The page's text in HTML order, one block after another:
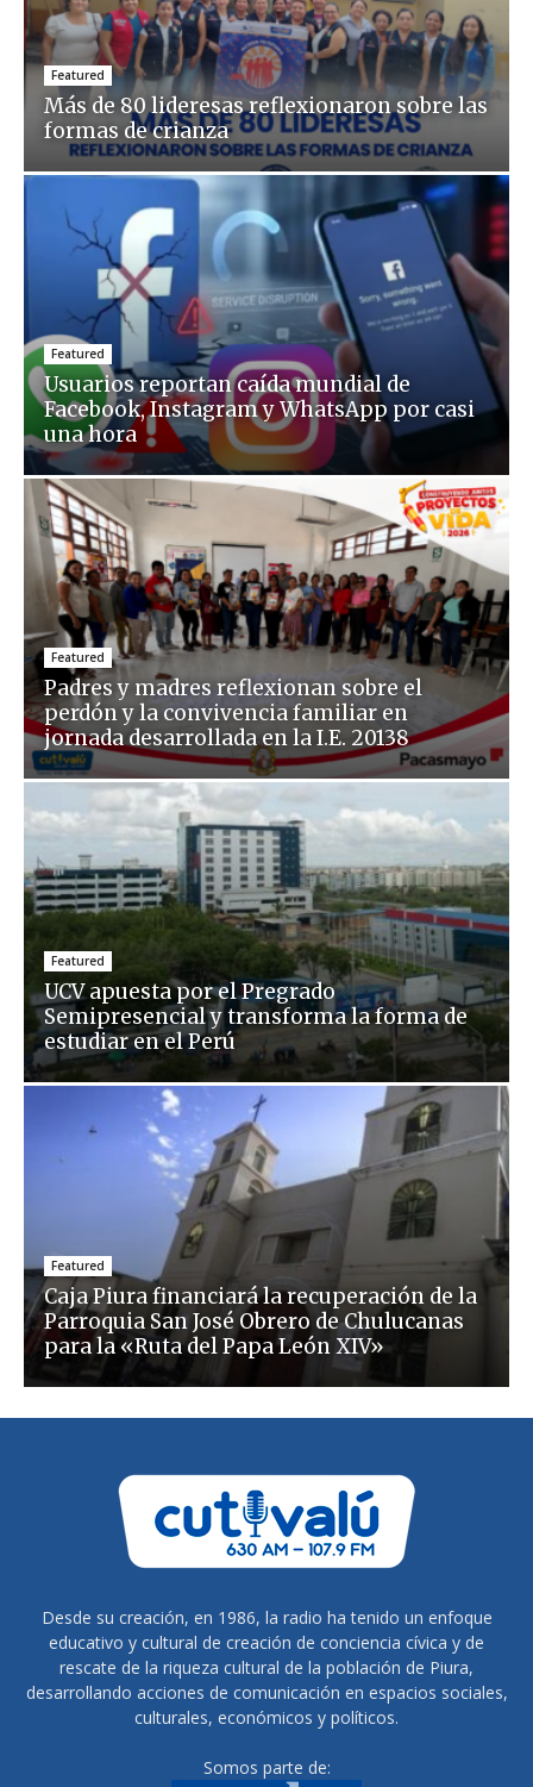
Featured
Más de 80 lideresas reflexionaron sobre las
formas de crianza
Featured
Usuarios reportan caída mundial de
Facebook, Instagram y WhatsApp por casi
una hora
Featured
Padres y madres reflexionan sobre el
perdón y la convivencia familiar en
jornada desarrollada en la I.E. 20138
Featured
UCV apuesta por el Pregrado
Semipresencial y transforma la forma de
estudiar en el Perú
Featured
Caja Piura financiará la recuperación de la
Parroquia San José Obrero de Chulucanas
para la «Ruta del Papa León XIV»
Desde su creación, en 1986, la radio ha tenido un enfoque
educativo y cultural de creación de conciencia cívica y de
rescate de la riqueza cultural de la población de Piura,
desarrollando acciones de comunicación en espacios sociales,
culturales, económicos y políticos.
Somos parte de: